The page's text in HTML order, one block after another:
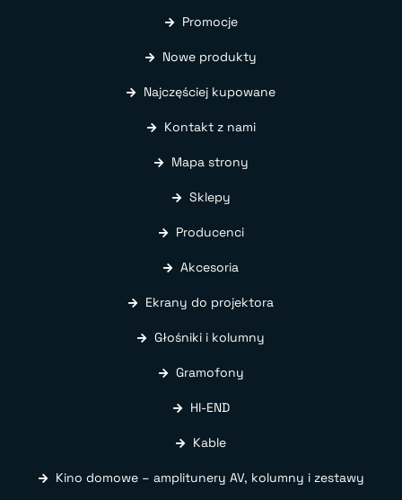
Promocje
Nowe produkty
Najczęściej kupowane
Kontakt z nami
Mapa strony
Sklepy
Producenci
Akcesoria
Ekrany do projektora
Głośniki i kolumny
Gramofony
HI-END
Kable
Kino domowe – amplitunery AV, kolumny i zestawy